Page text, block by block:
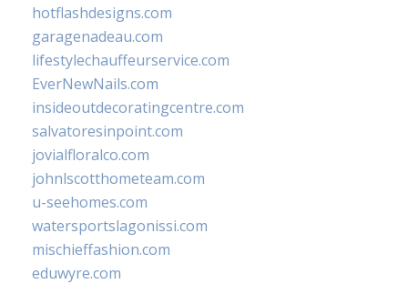
hotflashdesigns.com
garagenadeau.com
lifestylechauffeurservice.com
EverNewNails.com
insideoutdecoratingcentre.com
salvatoresinpoint.com
jovialfloralco.com
johnlscotthometeam.com
u-seehomes.com
watersportslagonissi.com
mischieffashion.com
eduwyre.com